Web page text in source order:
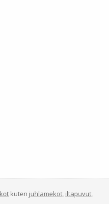
kuten juhlamekot iltapuvut